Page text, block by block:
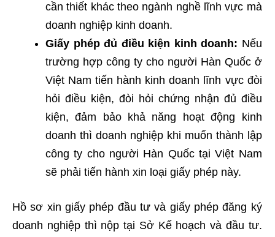
cần thiết khác theo ngành nghề lĩnh vực mà
doanh nghiệp kinh doanh.
Giấy phép đủ điều kiện kinh doanh: Nếu
trường hợp công ty cho người Hàn Quốc ở
Việt Nam tiến hành kinh doanh lĩnh vực đòi
hỏi điều kiện, đòi hỏi chứng nhận đủ điều
kiện, đảm bảo khả năng hoạt động kinh
doanh thì doanh nghiệp khi muốn thành lập
công ty cho người Hàn Quốc tại Việt Nam
sẽ phải tiến hành xin loại giấy phép này.
Hồ sơ xin giấy phép đầu tư và giấy phép đăng ký
doanh nghiệp thì nộp tại Sở Kế hoạch và đầu tư.